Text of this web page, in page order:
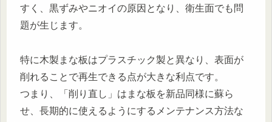
すく、黒ずみやニオイの原因となり、衛生面でも問
題が生じます。
特に木製まな板はプラスチック製と異なり、表面が
削れることで再生できる点が大きな利点です。
つまり、「削り直し」はまな板を新品同様に蘇ら
せ、長期的に使えるようにするメンテナンス方法な